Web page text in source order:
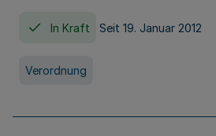
In Kraft Seit 19. Januar 2012
Verordnung